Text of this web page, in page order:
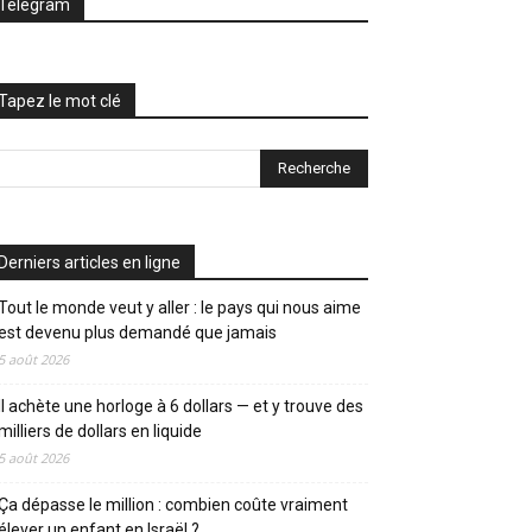
le mot clé
articles en ligne
le monde veut y aller : le pays qui nous aime
devenu plus demandé que jamais
août 2026
achète une horloge à 6 dollars — et y trouve des
de dollars en liquide
août 2026
dépasse le million : combien coûte vraiment